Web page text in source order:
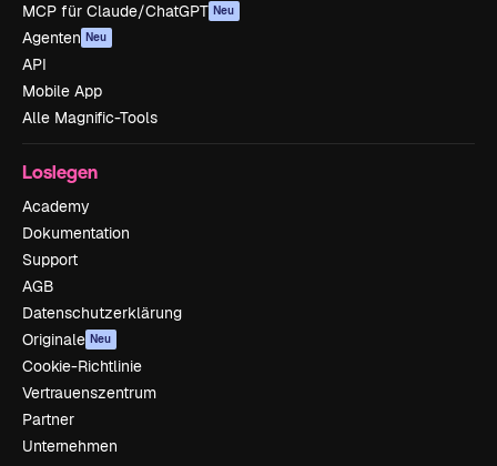
MCP für Claude/ChatGPT Neu
Agenten Neu
API
Mobile App
Alle Magnific-Tools
Loslegen
Academy
Dokumentation
Support
AGB
Datenschutzerklärung
Originale Neu
Cookie-Richtlinie
Vertrauenszentrum
Partner
Unternehmen